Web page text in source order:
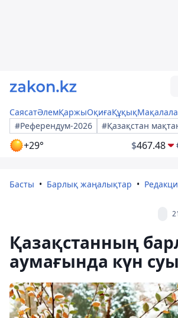
СаясатӘлемҚаржыОқиғаҚұқық
#Референдум-2026
#Қазақстан
+29° $467.48
Басты Барлық жаңалықтар
Қазақстанның
аумағында күн